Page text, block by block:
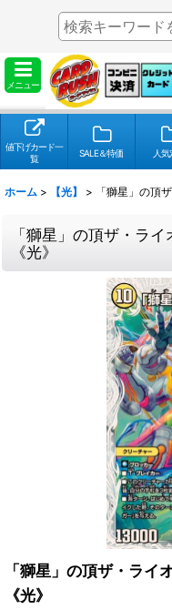
メニュー
値下げカード一
覧
SALE＆特価 人気
ホーム > 【光】 > 「獅星」の頂
「獅星」の頂ザ・ラ
《光》
「獅星」の頂ザ・ラ
《光》